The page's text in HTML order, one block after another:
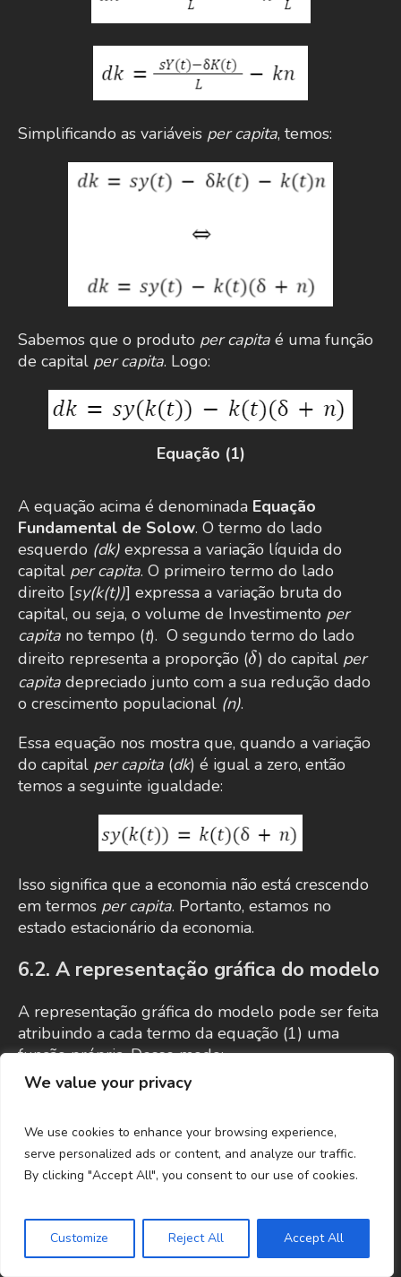
We value your privacy
We use cookies to enhance your browsing experience,
serve personalized ads or content, and analyze our traffic.
By clicking "Accept All", you consent to our use of cookies.
Customize Reject All Accept All
Simplificando as variáveis per capita, temos:
Sabemos que o produto per capita é uma função
de capital per capita. Logo:
Equação (1)
A equação acima é denominada Equação
Fundamental de Solow. O termo do lado
esquerdo (dk) expressa a variação líquida do
capital per capita. O primeiro termo do lado
direito [sy(k(t))] expressa a variação bruta do
capital, ou seja, o volume de Investimento per
capita no tempo (t). O segundo termo do lado
direito representa a proporção (\delta
δ) do capital per
capita depreciado junto com a sua redução dado
o crescimento populacional (n).
Essa equação nos mostra que, quando a variação
do capital per capita (dk) é igual a zero, então
temos a seguinte igualdade:
Isso significa que a economia não está crescendo
em termos per capita. Portanto, estamos no
estado estacionário da economia.
6.2. A representação gráfica do modelo
A representação gráfica do modelo pode ser feita
atribuindo a cada termo da equação (1) uma
função própria. Desse modo: